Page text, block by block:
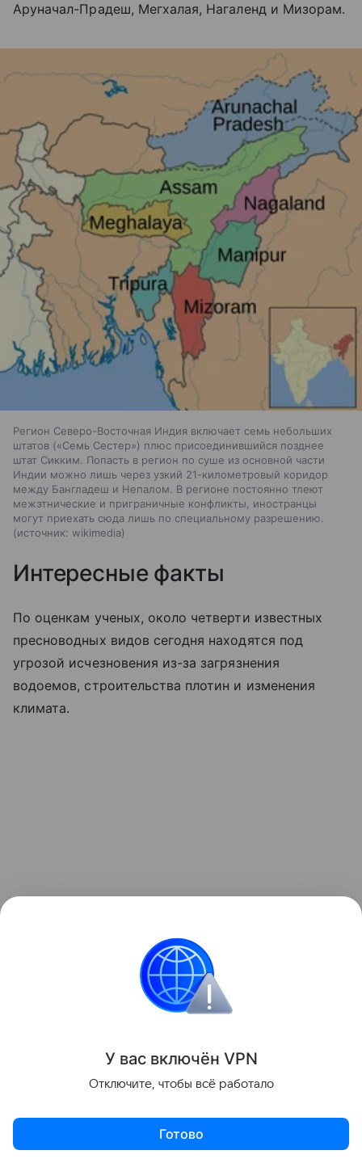
Аруначал-Прадеш, Мегхалая, Нагаленд и Мизорам.
Регион Северо-Восточная Индия включает семь небольших
штатов («Семь Сестер») плюс присоединившийся позднее
штат Сикким. Попасть в регион по суше из основной части
Индии можно лишь через узкий 21-километровый коридор
между Бангладеш и Непалом. В регионе постоянно тлеют
межэтнические и приграничные конфликты, иностранцы
могут приехать сюда лишь по специальному разрешению.
источник: wikimedia
Интересные факты
По оценкам ученых, около четверти известных
пресноводных видов сегодня находятся под
угрозой исчезновения из-за загрязнения
водоемов, строительства плотин и изменения
климата.
Новые виды животных все еще регулярно
открывают даже в хорошо изученных группах
исследования.
У вас включён VPN
Отключите, чтобы всё работало
Готово